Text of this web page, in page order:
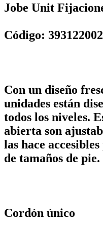
Jobe Unit
Código: 393122002
Con un diseño
unidades están
todos los niveles.
abierta son
las hace
de tamaños de pie.
Cordón único